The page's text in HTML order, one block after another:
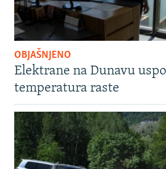
OBJAŠNJENO
Elektrane na Dunavu
temperatura raste